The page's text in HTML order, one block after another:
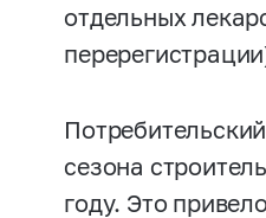
отдельных
сезона
году. Это